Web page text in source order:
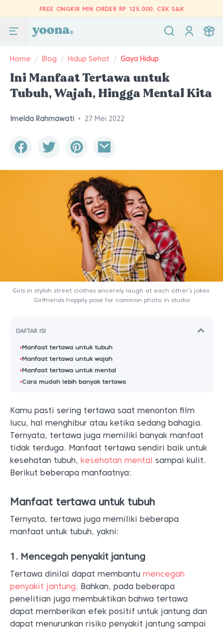
FREE ONGKIR MIN ORDER RP 125.000. CEK S&K
Home / Blog / Hidup Sehat / Gaya Hidup
Ini Manfaat Tertawa untuk
Tubuh, Wajah, Hingga Mental Kita
Imelda Rahmawati • 27 Mei 2022
Girls in stylish street clothes sincerely laugh at each other’s jokes.
Girlfriends happily pose for common photo in studio
DAFTAR ISI
Manfaat tertawa untuk tubuh
Manfaat tertawa untuk wajah
Manfaat tertawa untuk mental
Cara mudah lebih banyak tertawa
Kamu pasti sering tertawa saat menonton film
lucu, hal menghibur atau ketika sedang bahagia.
Ternyata, tertawa juga memiliki banyak manfaat
tidak terduga. Manfaat tertawa sendiri baik untuk
kesehatan tubuh, kesehatan mental sampai kulit.
Berikut beberapa manfaatnya:
Manfaat tertawa untuk tubuh
Ternyata, tertawa juga memiliki beberapa
manfaat untuk tubuh, yakni:
1. Mencegah penyakit jantung
Tertawa dinilai dapat membantu mencegah
penyakit jantung. Bahkan, pada beberapa
penelitian juga membuktikan bahwa tertawa
dapat memberikan efek positif untuk jantung dan
dapat menurunkan risiko penyakit jantung sampai